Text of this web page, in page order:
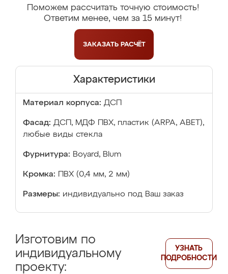
Поможем рассчитать точную стоимость!
Ответим менее, чем за 15 минут!
ЗАКАЗАТЬ РАСЧЁТ
Характеристики
Материал корпуса: ДСП
Фасад: ДСП, МДФ ПВХ, пластик (ARPA, ABET),
любые виды стекла
Фурнитура: Boyard, Blum
Кромка: ПВХ (0,4 мм, 2 мм)
Размеры: индивидуально под Ваш заказ
Изготовим по
индивидуальному
проекту:
УЗНАТЬ
ПОДРОБНОСТИ